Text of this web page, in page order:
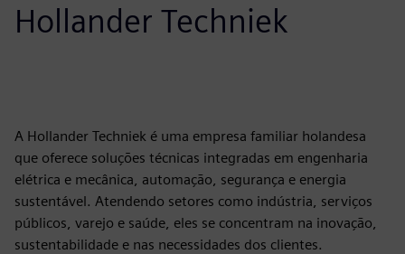
Hollander Techniek
A Hollander Techniek é uma empresa familiar holandesa
que oferece soluções técnicas integradas em engenharia
elétrica e mecânica, automação, segurança e energia
sustentável. Atendendo setores como indústria, serviços
públicos, varejo e saúde, eles se concentram na inovação,
sustentabilidade e nas necessidades dos clientes.